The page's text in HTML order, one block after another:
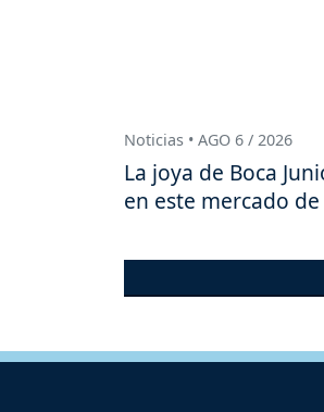
Noticias • AGO 6 / 2026
La joya de Boca
en este mercado de